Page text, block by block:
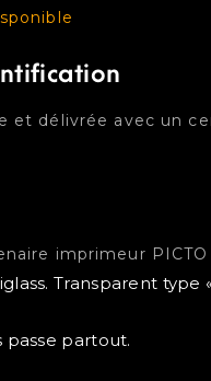
et délivrée avec un
imprimeur PICTO
Transparent type
passe partout.